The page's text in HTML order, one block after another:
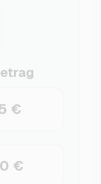
€
€